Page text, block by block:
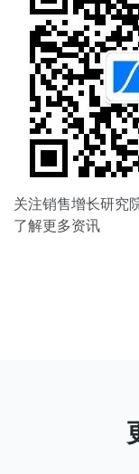
关注销售增长研究
了解更多资讯